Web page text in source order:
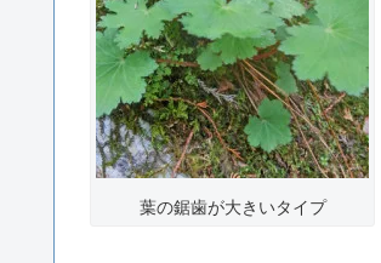
葉の鋸歯が大きいタイプ